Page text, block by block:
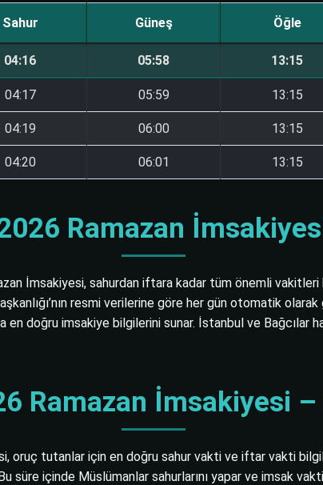
Sahur Güneş Öğle
04:16 05:58 13:15
04:17 05:59 13:15
04:19 06:00 13:15
04:20 06:01 13:15
Ramazan
İmsakiyesi, sahurdan iftara kadar tüm önemli
resmi verilerine göre her gün otomatik
doğru imsakiye bilgilerini sunar. İstanbul ve Bağcılar
Ramazan İmsakiyesi
oruç tutanlar için en doğru sahur vakti ve iftar vakti
süre içinde Müslümanlar sahurlarını yapar ve imsak